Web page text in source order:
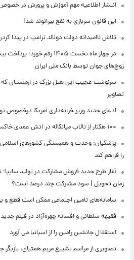
انتشار اطلاعیه مهم آموزش و پرورش در
این قانون سربازی به نفع بیرانوند شد!
تلاش ناامیدانه‌ دولت دونالد ترامپ در پیدا
زوج‌های جوان توسط بانک ملی ایران
سرنوشت عجیب این هتل بزرگ در ارمنستان که
تصاویر
ادعای جدید وزیر خزانه‌داری آمریکا درخصوص
۱۰۰ هکتار از تالاب میانکاله در آتش عمدی خاکستر شد + تصاویر
پزشکیان: وحدت و همبستگی کشورهای اسلامی
را فراهم کند
آغاز طرح جدید فروش مشارکت در تولید
زمان تحویل | سود مشارکت چند درصد است؟
سامانه‌های تامین اجتماعی ممکن است قطع و
فقیهه سلطانی و افسانه چهره‌آزاد در فیلم جدید
استقلال جانشین رامین را از اسپانیا می آورد
تصاویری از مراسم تشییع مریم همتیان، بازیگر